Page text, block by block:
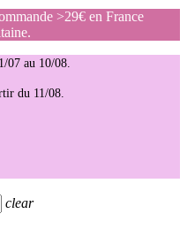
>29€ en France
07 au 10/08.
du 11/08.
clear